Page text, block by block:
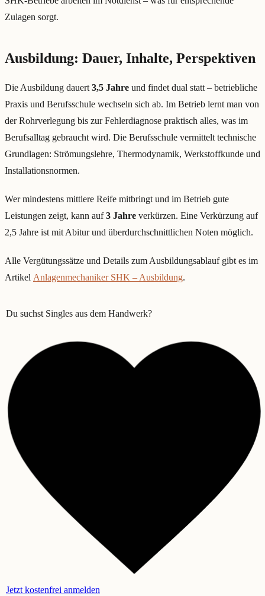
Zulagen sorgt.
Ausbildung: Dauer, Inhalte, Perspektiven
Die Ausbildung dauert 3,5 Jahre und findet dual statt – betriebliche
Praxis und Berufsschule wechseln sich ab. Im Betrieb lernt man von
der Rohrverlegung bis zur Fehlerdiagnose praktisch alles, was im
Berufsalltag gebraucht wird. Die Berufsschule vermittelt technische
Grundlagen: Strömungslehre, Thermodynamik, Werkstoffkunde und
Installationsnormen.
Wer mindestens mittlere Reife mitbringt und im Betrieb gute
Leistungen zeigt, kann auf3 Jahre verkürzen. Eine Verkürzung auf
2,5 Jahre ist mit Abitur und überdurchschnittlichen Noten möglich.
Alle Vergütungssätze und Details zum Ausbildungsablauf gibt es im
Artikel Anlagenmechaniker SHK – Ausbildung.
Du suchst Singles aus dem Handwerk?
Jetzt kostenfrei anmelden